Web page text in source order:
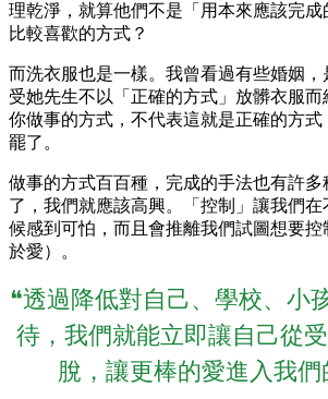
理乾淨，就算他們不是「用本來應該完成
比較喜歡的方式？
而洗衣服也是一樣。我曾看過有些婚姻
受她先生不以「正確的方式」放髒衣服
你做事的方式，不代表這就是正確的方
罷了。
做事的方式百百種，完成的手法也有許
了，我們就應該高興。「控制」讓我們
候感到可怕，而且會推離我們試圖想要控
於愛）。
❝透過降低對自己、學校、小
待，我們就能立即讓自己從
脫，讓更棒的愛進入我們